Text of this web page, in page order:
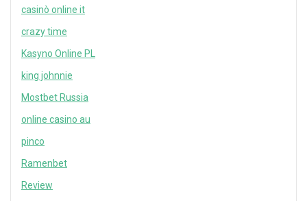
casinò online it
crazy time
Kasyno Online PL
king johnnie
Mostbet Russia
online casino au
pinco
Ramenbet
Review